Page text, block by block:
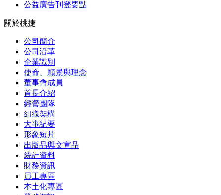
公益廣告刊登要點
關於桃捷
公司簡介
公司沿革
企業識別
使命、願景與理念
董事會成員
首長介紹
經營團隊
組織架構
大事紀要
形象短片
出版品與文宣品
統計資料
財務資訊
員工專區
本土化專區